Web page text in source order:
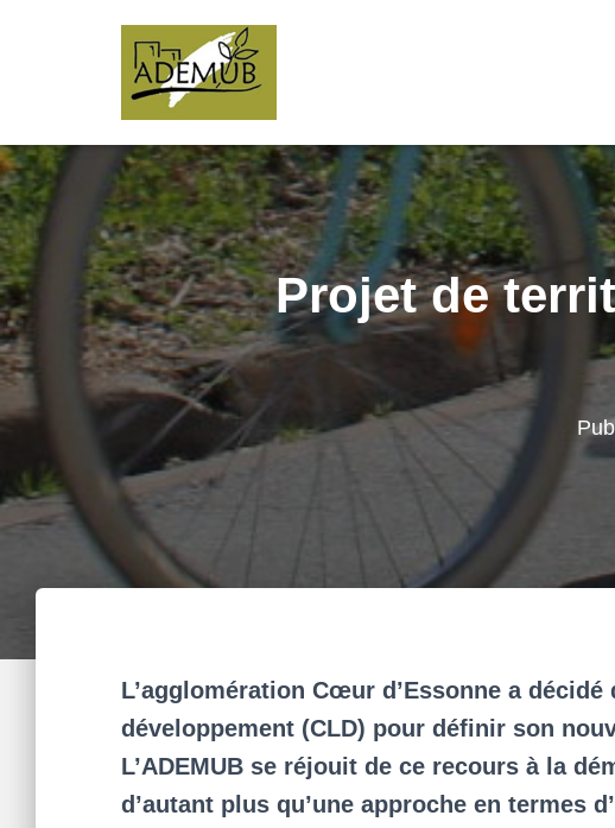
Projet de
L’agglomération Cœur d’Essonne a
développement (CLD) pour définir son
L’ADEMUB se réjouit de ce recours à la
d’autant plus qu’une approche en termes